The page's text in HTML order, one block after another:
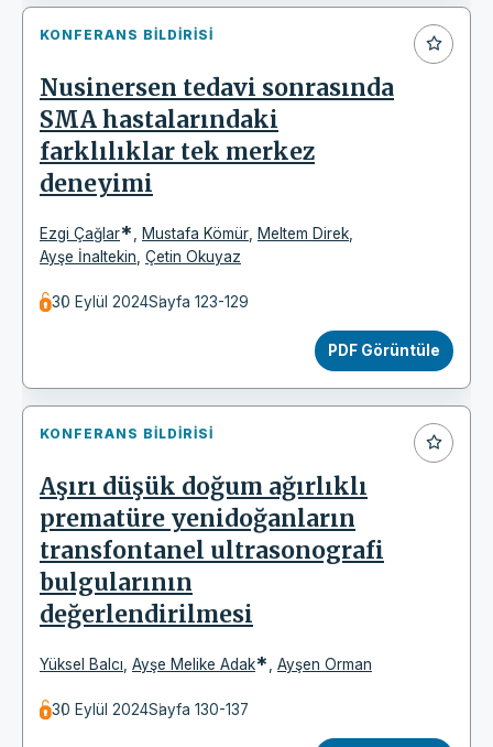
KONFERANS BILDIRISI
Nusinersen tedavi sonrasında
SMA hastalarındaki
farklılıklar tek merkez
deneyimi
Ezgi Çağlar* Mustafa Kömür Meltem Direk
Ayşe İnaltekin Çetin Okuyaz
30 Eylül 2024Sayfa 123-129
PDF Görüntüle
KONFERANS BILDIRISI
Aşırı düşük doğum ağırlıklı
prematüre yenidoğanların
transfontanel ultrasonografi
bulgularının
değerlendirilmesi
Yüksel Balcı Ayşe Melike Adak* Ayşen Orman
30 Eylül 2024Sayfa 130-137